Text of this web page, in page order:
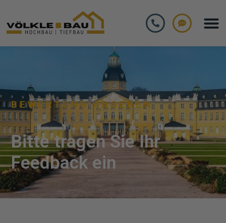
BEWERTUNG ABGEBEN
Bitte tragen Sie Ihr
Feedback ein